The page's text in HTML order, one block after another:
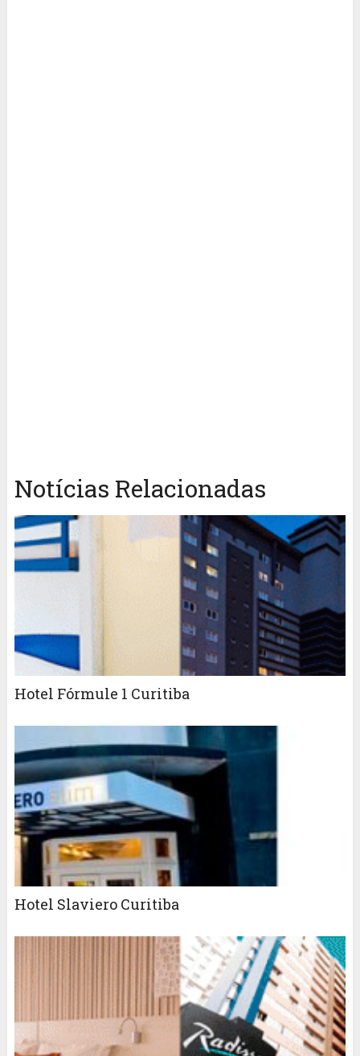
Notícias Relacionadas
Hotel Fórmule 1 Curitiba
Hotel Slaviero Curitiba